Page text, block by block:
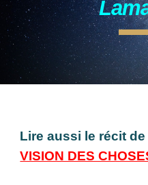
Lire aussi le récit de
VISION DES